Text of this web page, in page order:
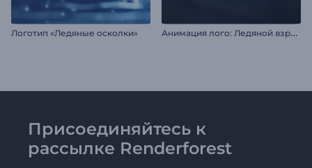
Логотип «Ледяные осколки» А
нимация лого: Ледяной взрыв
Присоединяйтесь к
рассылке Renderforest